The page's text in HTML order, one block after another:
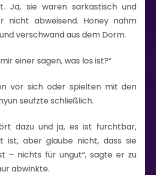
Ja, sie waren sarkastisch und
nicht abweisend. Honey nahm
verschwand aus dem Dorm.
einer sagen, was los ist?“
vor sich oder spielten mit den
seufzte schließlich.
dazu und ja, es ist furchtbar,
ist, aber glaube nicht, dass sie
– nichts für ungut“, sagte er zu
abwinkte.